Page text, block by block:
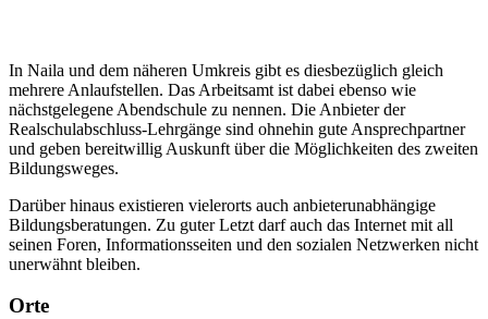
In Naila und dem näheren Umkreis gibt es diesbezüglich gleich
mehrere Anlaufstellen. Das Arbeitsamt ist dabei ebenso wie
nächstgelegene Abendschule zu nennen. Die Anbieter der
Realschulabschluss-Lehrgänge sind ohnehin gute Ansprechpartner
und geben bereitwillig Auskunft über die Möglichkeiten des zweiten
Bildungsweges.
Darüber hinaus existieren vielerorts auch anbieterunabhängige
Bildungsberatungen. Zu guter Letzt darf auch das Internet mit all
seinen Foren, Informationsseiten und den sozialen Netzwerken nicht
unerwähnt bleiben.
Orte